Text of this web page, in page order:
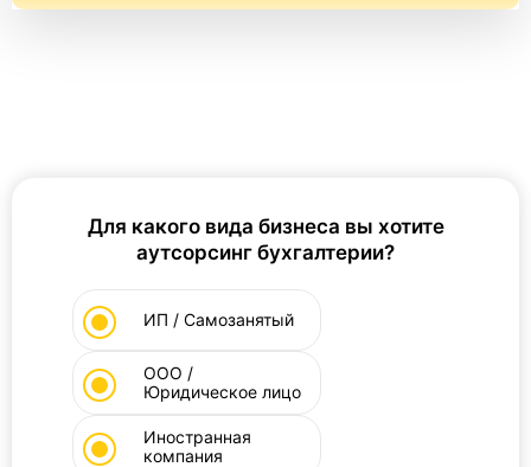
Для какого вида бизнеса вы хотите
аутсорсинг бухгалтерии?
ИП / Самозанятый
ООО /
Юридическое лицо
Иностранная
компания